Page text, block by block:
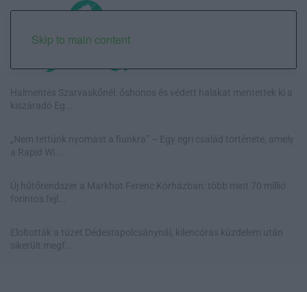
Skip to main content
Halmentés Szarvaskőnél: őshonos és védett halakat mentettek ki a
kiszáradó Eg...
„Nem tettünk nyomást a fiunkra” – Egy egri család története, amely
a Rapid Wi...
Új hűtőrendszer a Markhot Ferenc Kórházban: több mint 70 millió
forintos fejl...
Eloltották a tüzet Dédestapolcsánynál, kilencórás küzdelem után
sikerült megf...